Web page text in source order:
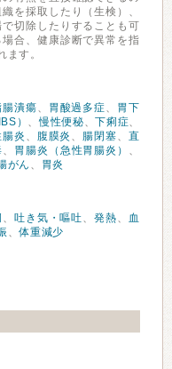
を採取したり（生検）、
切除したりすることも可
合、健康診断で異常を指
ます。
潰瘍、 胃酸過多症、 胃下
） 、慢性便秘、下痢症、
炎 、 腹膜炎 、 腸閉塞、直
、 胃腸炎（急性胃腸炎） 、
がん 、 胃炎
、 吐き気・嘔吐、発熱、 血
、体重減少